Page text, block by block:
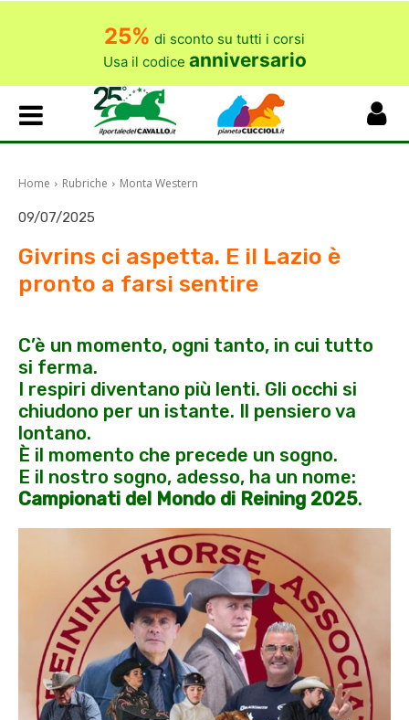
25% di sconto su tutti i corsi
Usa il codice anniversario
Home Rubriche Monta Western
09/07/2025
Givrins ci aspetta. E il Lazio è
pronto a farsi sentire
C’è un momento, ogni tanto, in cui tutto
si ferma.
I respiri diventano più lenti. Gli occhi si
chiudono per un istante. Il pensiero va
lontano.
È il momento che precede un sogno.
E il nostro sogno, adesso, ha un nome:
Campionati del Mondo di Reining 2025.